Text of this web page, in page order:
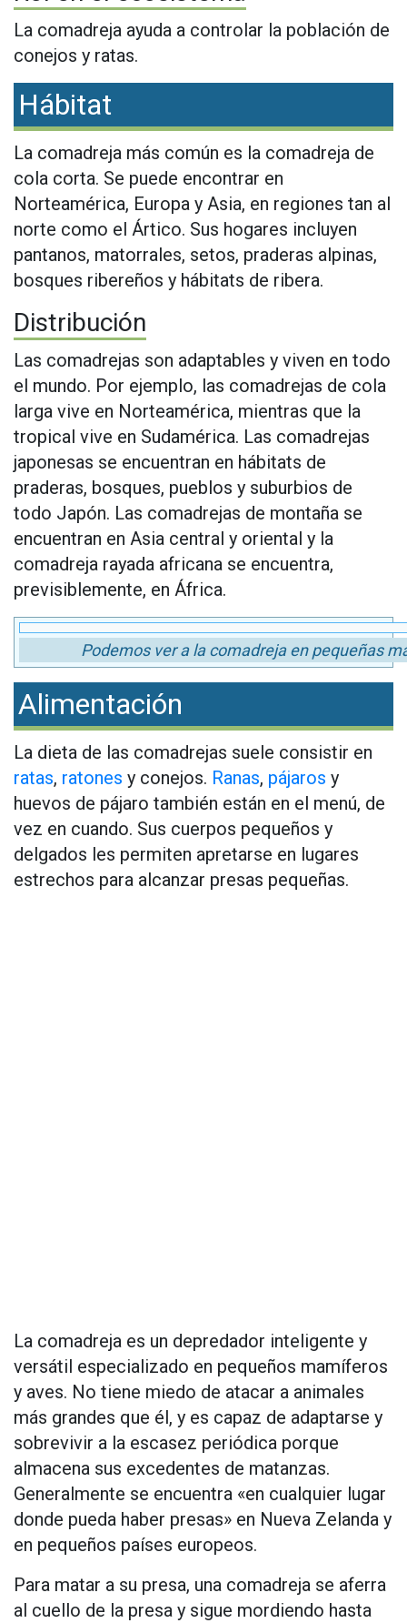
La comadreja ayuda a controlar la población de
conejos y ratas.
Hábitat
La comadreja más común es la comadreja de
cola corta. Se puede encontrar en
Norteamérica, Europa y Asia, en regiones tan al
norte como el Ártico. Sus hogares incluyen
pantanos, matorrales, setos, praderas alpinas,
bosques ribereños y hábitats de ribera.
Distribución
Las comadrejas son adaptables y viven en todo
el mundo. Por ejemplo, las comadrejas de cola
larga vive en Norteamérica, mientras que la
tropical vive en Sudamérica. Las comadrejas
japonesas se encuentran en hábitats de
praderas, bosques, pueblos y suburbios de
todo Japón. Las comadrejas de montaña se
encuentran en Asia central y oriental y la
comadreja rayada africana se encuentra,
previsiblemente, en África.
Podemos ver a la comadreja en pequeñas
Alimentación
La dieta de las comadrejas suele consistir en
ratas, ratones y conejos. Ranas, pájaros y
huevos de pájaro también están en el menú, de
vez en cuando. Sus cuerpos pequeños y
delgados les permiten apretarse en lugares
estrechos para alcanzar presas pequeñas.
La comadreja es un depredador inteligente y
versátil especializado en pequeños mamíferos
y aves. No tiene miedo de atacar a animales
más grandes que él, y es capaz de adaptarse y
sobrevivir a la escasez periódica porque
almacena sus excedentes de matanzas.
Generalmente se encuentra «en cualquier lugar
donde pueda haber presas» en Nueva Zelanda y
en pequeños países europeos.
Para matar a su presa, una comadreja se aferra
al cuello de la presa y sigue mordiendo hasta